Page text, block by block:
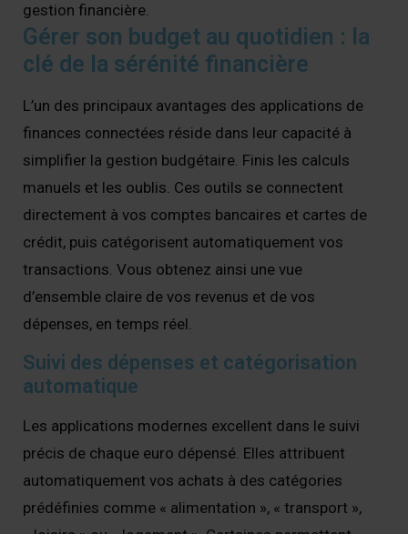
gestion financière.
Gérer son budget au quotidien : la
clé de la sérénité financière
L’un des principaux avantages des applications de
finances connectées réside dans leur capacité à
simplifier la gestion budgétaire. Finis les calculs
manuels et les oublis. Ces outils se connectent
directement à vos comptes bancaires et cartes de
crédit, puis catégorisent automatiquement vos
transactions. Vous obtenez ainsi une vue
d’ensemble claire de vos revenus et de vos
dépenses, en temps réel.
Suivi des dépenses et catégorisation
automatique
Les applications modernes excellent dans le suivi
précis de chaque euro dépensé. Elles attribuent
automatiquement vos achats à des catégories
prédéfinies comme « alimentation », « transport »,